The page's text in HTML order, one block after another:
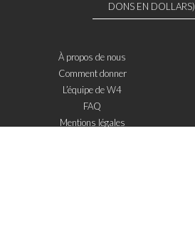
DONS EN DOLLARS)
À propos de nous
Comment donner
L’équipe de W4
FAQ
Mentions légales